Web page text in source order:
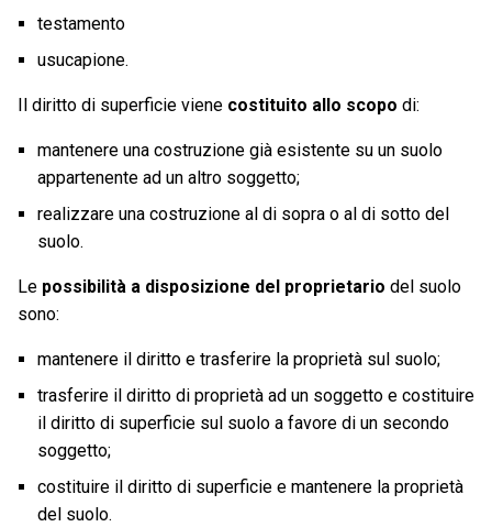
testamento
usucapione.
Il diritto di superficie viene costituito allo scopo di:
mantenere una costruzione già esistente su un suolo
appartenente ad un altro soggetto;
realizzare una costruzione al di sopra o al di sotto del
suolo.
Le possibilità a disposizione del proprietario del suolo
sono:
mantenere il diritto e trasferire la proprietà sul suolo;
trasferire il diritto di proprietà ad un soggetto e costituire
il diritto di superficie sul suolo a favore di un secondo
soggetto;
costituire il diritto di superficie e mantenere la proprietà
del suolo.